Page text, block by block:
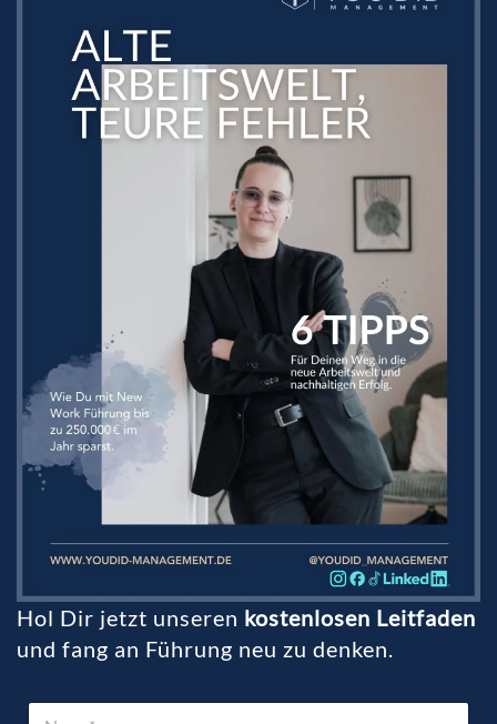
Hol Dir jetzt unseren kostenlosen Leitfaden
und fang an Führung neu zu denken.
N